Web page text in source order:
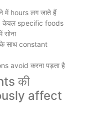
में hours लग जाते हैं
केवल specific foods
सोना
साथ constant
avoid करना पड़ता है
की
affect